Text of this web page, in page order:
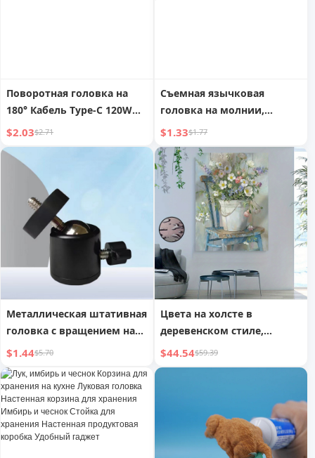
Поворотная головка на
180° Кабель Type-C 120W
Быстрая зарядка 6A
Цинковый сплав для
Huawei Honor Mate P50
$2.03$2.71
Съемная язычковая
головка на молнии,
новинка, не требующая
инструментов,
минималистичный стиль,
школьная сумка, пальто,
одежда, коробка для
обуви, резиновая молния
$1.33$1.77
Металлическая штативная
головка с вращением на
360 градусов
$1.44$5.70
Цвета на холсте в
деревенском стиле,
печать с деревянной
рамой толщиной 0,9
подвешиванию - идеально
подходит для декора
спальни, гостиной, ванной
комнаты, идеальный
$44.54$59.39